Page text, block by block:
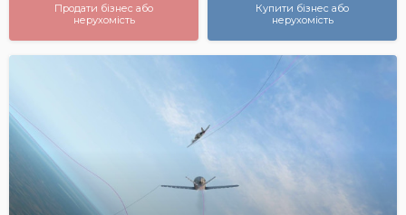
Продати бізнес або
нерухомість
Купити бізнес або
нерухомість